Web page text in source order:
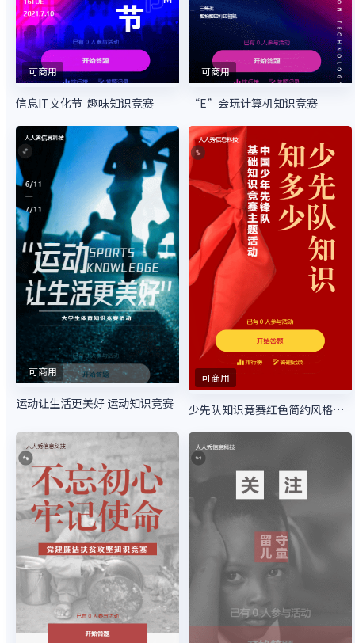
可商用
信息IT文化节 趣味知识竞赛
可商用
“E”会玩计算机知识竞赛
可商用
运动让生活更美好 运动知识竞赛
可商用
少先队知识竞赛红色简约风格答题活动